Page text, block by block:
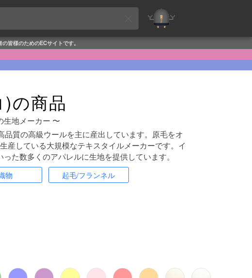
皆様のためのECサイトです。
の商品
生地メーカー 〜
質の高級ウールを主に産出しています。原毛をオ
産している大規模なテキスタイルメーカーです。イ
た数多くのアパレルに生地を提供しています。
物 起毛/フランネル